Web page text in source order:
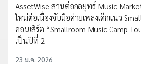
AssetWise สานต่อกลยุทธ์ Music
ใหม่ต่อเนื่องจับมือค่ายเพลงเด็กแนว
คอนเสิร์ต “Smallroom Music Camp
เป็นปีที่ 2
23 ม.ค. 2026